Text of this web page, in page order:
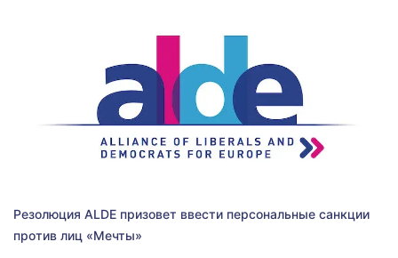
Резолюция ALDE призовет ввести персональные санкции
против лиц «Мечты»